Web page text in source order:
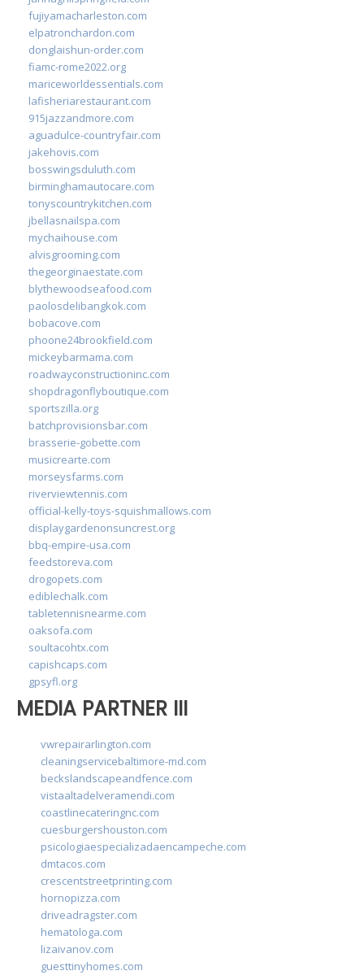
fujiyamacharleston.com
elpatronchardon.com
donglaishun-order.com
fiamc-rome2022.org
mariceworldessentials.com
lafisheriarestaurant.com
915jazzandmore.com
aguadulce-countryfair.com
jakehovis.com
bosswingsduluth.com
birminghamautocare.com
tonyscountrykitchen.com
jbellasnailspa.com
mychaihouse.com
alvisgrooming.com
thegeorginaestate.com
blythewoodseafood.com
paolosdelibangkok.com
bobacove.com
phoone24brookfield.com
mickeybarmama.com
roadwayconstructioninc.com
shopdragonflyboutique.com
sportszilla.org
batchprovisionsbar.com
brasserie-gobette.com
musicrearte.com
morseysfarms.com
riverviewtennis.com
official-kelly-toys-squishmallows.com
displaygardenonsuncrest.org
bbq-empire-usa.com
feedstoreva.com
drogopets.com
ediblechalk.com
tabletennisnearme.com
oaksofa.com
soultacohtx.com
capishcaps.com
gpsyfl.org
MEDIA PARTNER III
vwrepairarlington.com
cleaningservicebaltimore-md.com
beckslandscapeandfence.com
vistaaltadelveramendi.com
coastlinecateringnc.com
cuesburgershouston.com
psicologiaespecializadaencampeche.com
dmtacos.com
crescentstreetprinting.com
hornopizza.com
driveadragster.com
hematologa.com
lizaivanov.com
guesttinyhomes.com